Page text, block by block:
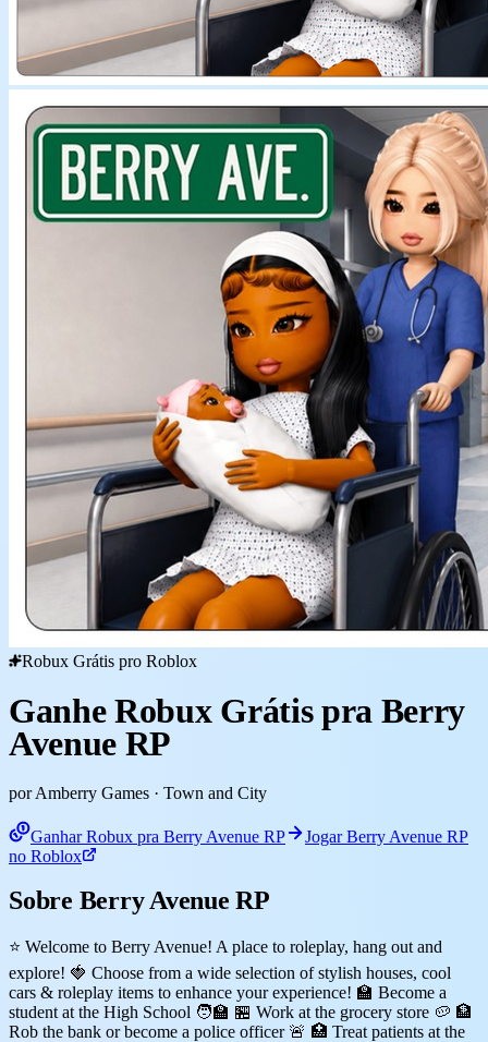
Robux Grátis pro Roblox
Ganhe Robux Grátis pra Berry
Avenue RP
por Amberry Games · Town and City
Ganhar Robux pra Berry Avenue RP
Jogar Berry Avenue RP
no Roblox
Sobre Berry Avenue RP
⭐ Welcome to Berry Avenue! A place to roleplay, hang out and
explore! 🍓 Choose from a wide selection of stylish houses, cool
cars & roleplay items to enhance your experience! 🏫 Become a
student at the High School 🧑‍🏫 🏪 Work at the grocery store 🥔 🏦
Rob the bank or become a police officer 🚨 🏥 Treat patients at the